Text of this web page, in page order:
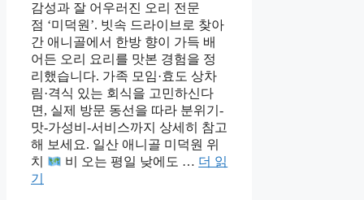
감성과 잘 어우러진 오리 전문
점 ‘미덕원’. 빗속 드라이브로 찾아
간 애니골에서 한방 향이 가득 배
어든 오리 요리를 맛본 경험을 정
리했습니다. 가족 모임·효도 상차
림·격식 있는 회식을 고민하신다
면, 실제 방문 동선을 따라 분위기-
맛-가성비-서비스까지 상세히 참고
해 보세요. 일산 애니골 미덕원 위
치
비 오는 평일 낮에도 … 더 읽
기